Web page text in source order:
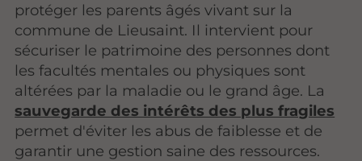
protéger les parents âgés vivant sur la
commune de Lieusaint. Il intervient pour
sécuriser le patrimoine des personnes dont
les facultés mentales ou physiques sont
altérées par la maladie ou le grand âge. La
sauvegarde des intérêts des plus fragiles
permet d'éviter les abus de faiblesse et de
garantir une gestion saine des ressources.